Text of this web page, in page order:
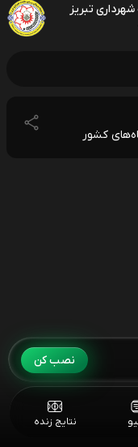
تبریز
کشور
نتایج زنده
نصب کن